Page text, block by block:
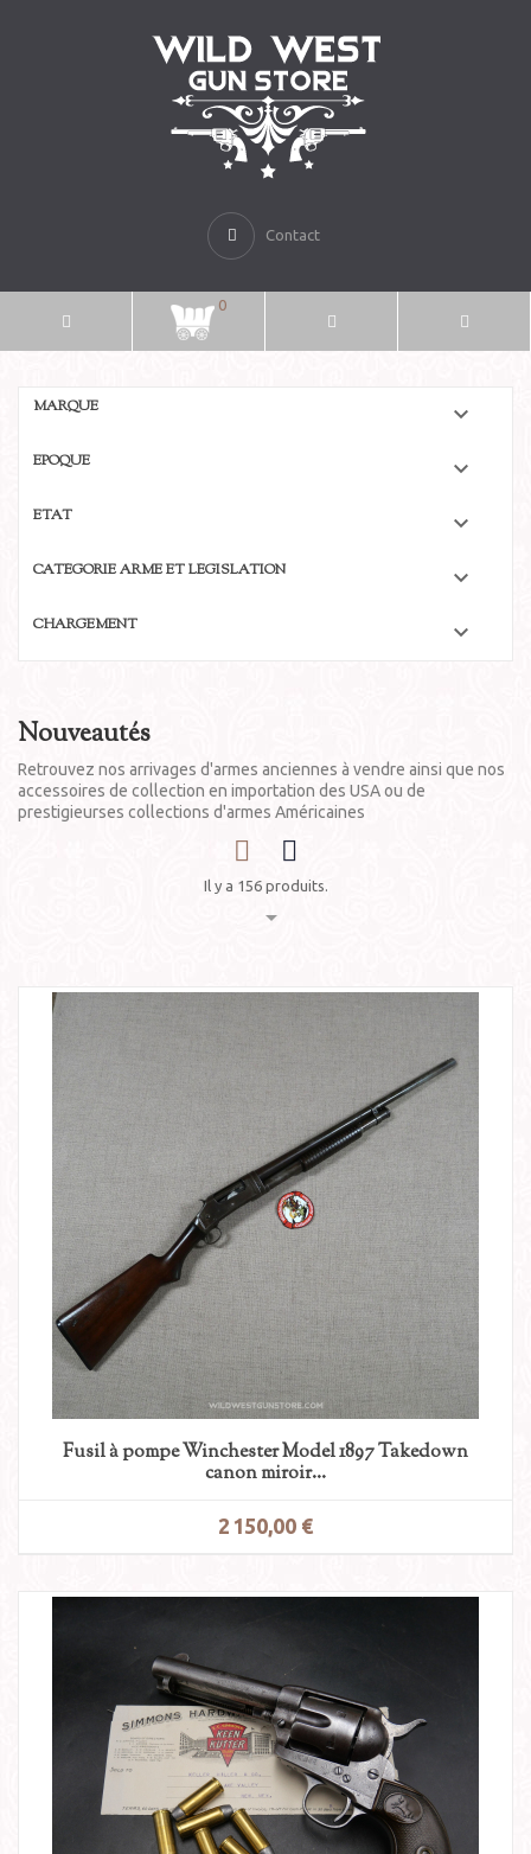
Contact
0
MARQUE 
EPOQUE 
ETAT 
CATÉGORIE ARME ET LÉGISLATION 
CHARGEMENT 
Nouveautés
Retrouvez nos arrivages d'armes anciennes à vendre ainsi que nos
accessoires de collection en importation des USA ou de
prestigieurses collections d'armes Américaines
Il y a 156 produits.

Fusil à pompe Winchester Model 1897 Takedown
canon miroir...
2 150,00 €